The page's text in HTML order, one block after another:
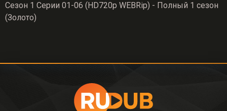
Сезон 1 Серии 01-06 (HD720p WEBRip) - Полный 1 сезон
(Золото)